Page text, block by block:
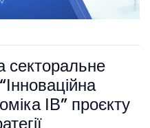
секторальне
ІВ” проєкту